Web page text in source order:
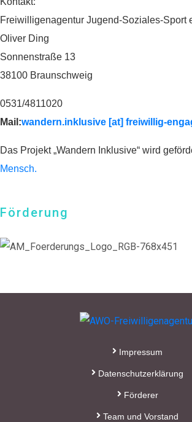
Freiwilligenagentur Jugend-Soziales-Sport
Oliver Ding
Sonnenstraße 13
38100 Braunschweig
0531/4811020
Mail:wandern.inklusive [at] freiwillig-
Das Projekt „Wandern Inklusive“ wird
Mensch.
Förderung
Impressum
Datenschutzerklärung
Förderer
Team und Vorstand
Reichsstraße 6
engagiert.de